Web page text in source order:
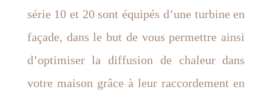
série 10 et 20 sont équipés d’une turbine en
façade, dans le but de vous permettre ainsi
d’optimiser la diffusion de chaleur dans
votre maison grâce à leur raccordement en